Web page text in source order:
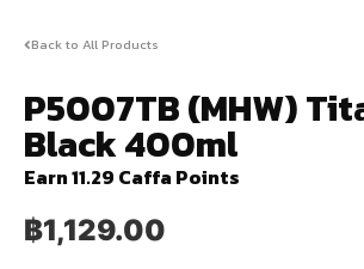
Back to All Products
P5007TB (MHW)
Black 400ml
Earn 11.29 Caffa Points
฿1,129.00